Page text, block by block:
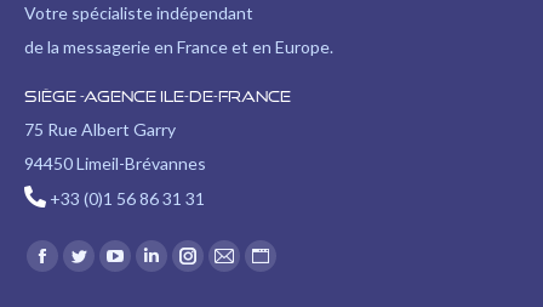
Votre spécialiste indépendant
de la messagerie en France et en Europe.
Siège -Agence Ile-de-France
75 Rue Albert Garry
94450 Limeil-Brévannes
+33 (0)1 56 86 31 31
Trouvez nous sur :
Facebook
TwitterYouTube
LinkedIn
Instagram
E-
Site